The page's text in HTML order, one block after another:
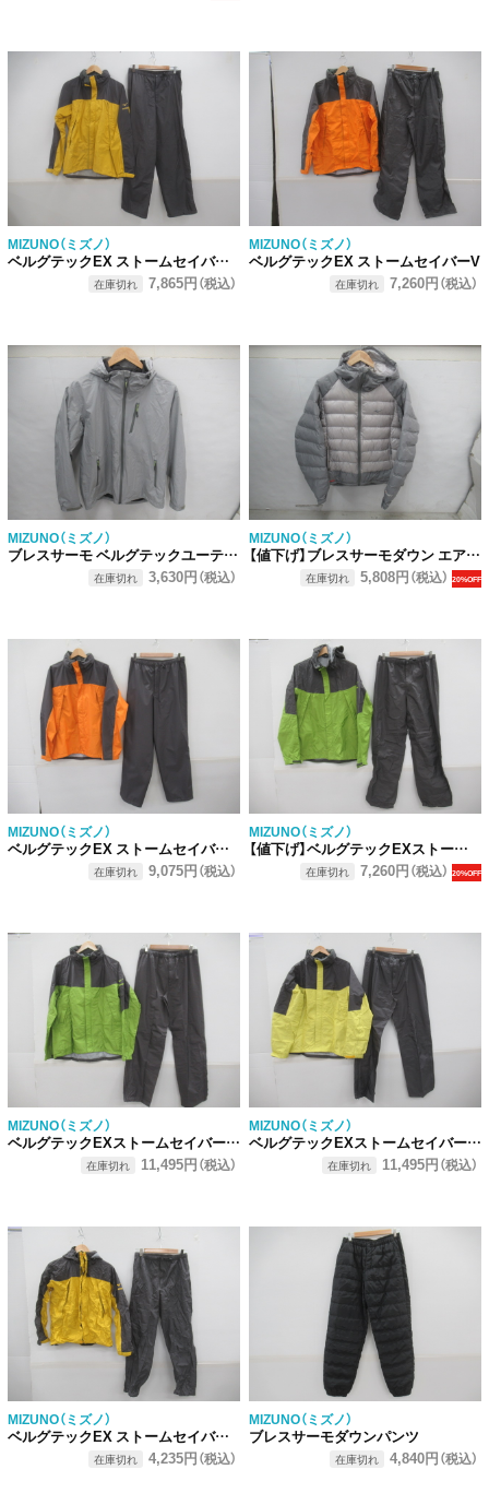
MIZUNO（ミズノ）
ベルグテックEX ストームセイバー5 上下セット
在庫切れ 7,865円（税込）
MIZUNO（ミズノ）
ベルグテックEX ストームセイバーV
在庫切れ 7,260円（税込）
MIZUNO（ミズノ）
ブレスサーモ ベルグテックユーティリティジャケット
在庫切れ 3,630円（税込）
MIZUNO（ミズノ）
【値下げ】ブレスサーモダウン エアロフトハイブリットジャケット
在庫切れ 5,808円（税込） 20%OFF
MIZUNO（ミズノ）
ベルグテックEX ストームセイバーVレインスーツ
在庫切れ 9,075円（税込）
MIZUNO（ミズノ）
【値下げ】ベルグテックEXストームセイバーVI レインスーツ（3）
在庫切れ 7,260円（税込） 20%OFF
MIZUNO（ミズノ）
ベルグテックEXストームセイバーVI レインスーツ（2）
在庫切れ 11,495円（税込）
MIZUNO（ミズノ）
ベルグテックEXストームセイバーVI レインスーツ（1）
在庫切れ 11,495円（税込）
MIZUNO（ミズノ）
ベルグテックEX ストームセイバーV レインスーツ
在庫切れ 4,235円（税込）
MIZUNO（ミズノ）
ブレスサーモダウンパンツ
在庫切れ 4,840円（税込）